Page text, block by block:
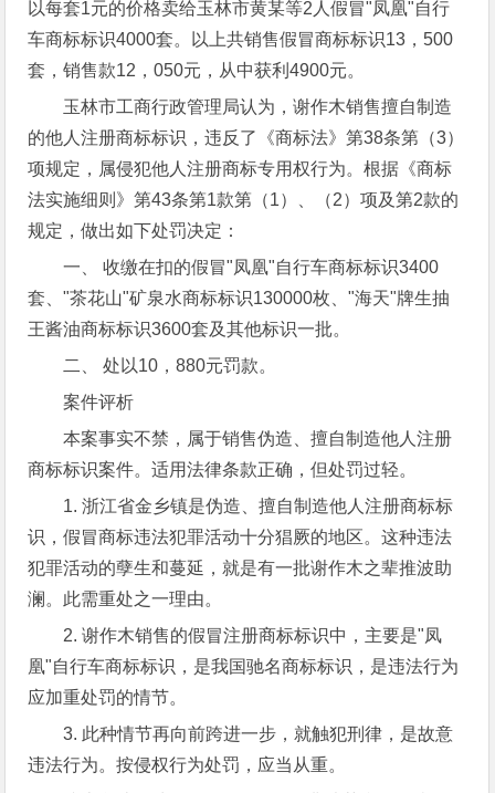
以每套1元的价格卖给玉林市黄某等2人假冒"凤凰"自行
车商标标识4000套。以上共销售假冒商标标识13，500
套，销售款12，050元，从中获利4900元。
玉林市工商行政管理局认为，谢作木销售擅自制造
的他人注册商标标识，违反了《商标法》第38条第（3）
项规定，属侵犯他人注册商标专用权行为。根据《商标
法实施细则》第43条第1款第（1）、（2）项及第2款的
规定，做出如下处罚决定：
一、 收缴在扣的假冒"凤凰"自行车商标标识3400
套、"茶花山"矿泉水商标标识130000枚、"海天"牌生抽
王酱油商标标识3600套及其他标识一批。
二、 处以10，880元罚款。
案件评析
本案事实不禁，属于销售伪造、擅自制造他人注册
商标标识案件。适用法律条款正确，但处罚过轻。
1. 浙江省金乡镇是伪造、擅自制造他人注册商标标
识，假冒商标违法犯罪活动十分猖厥的地区。这种违法
犯罪活动的孽生和蔓延，就是有一批谢作木之辈推波助
澜。此需重处之一理由。
2. 谢作木销售的假冒注册商标标识中，主要是"凤
凰"自行车商标标识，是我国驰名商标标识，是违法行为
应加重处罚的情节。
3. 此种情节再向前跨进一步，就触犯刑律，是故意
违法行为。按侵权行为处罚，应当从重。